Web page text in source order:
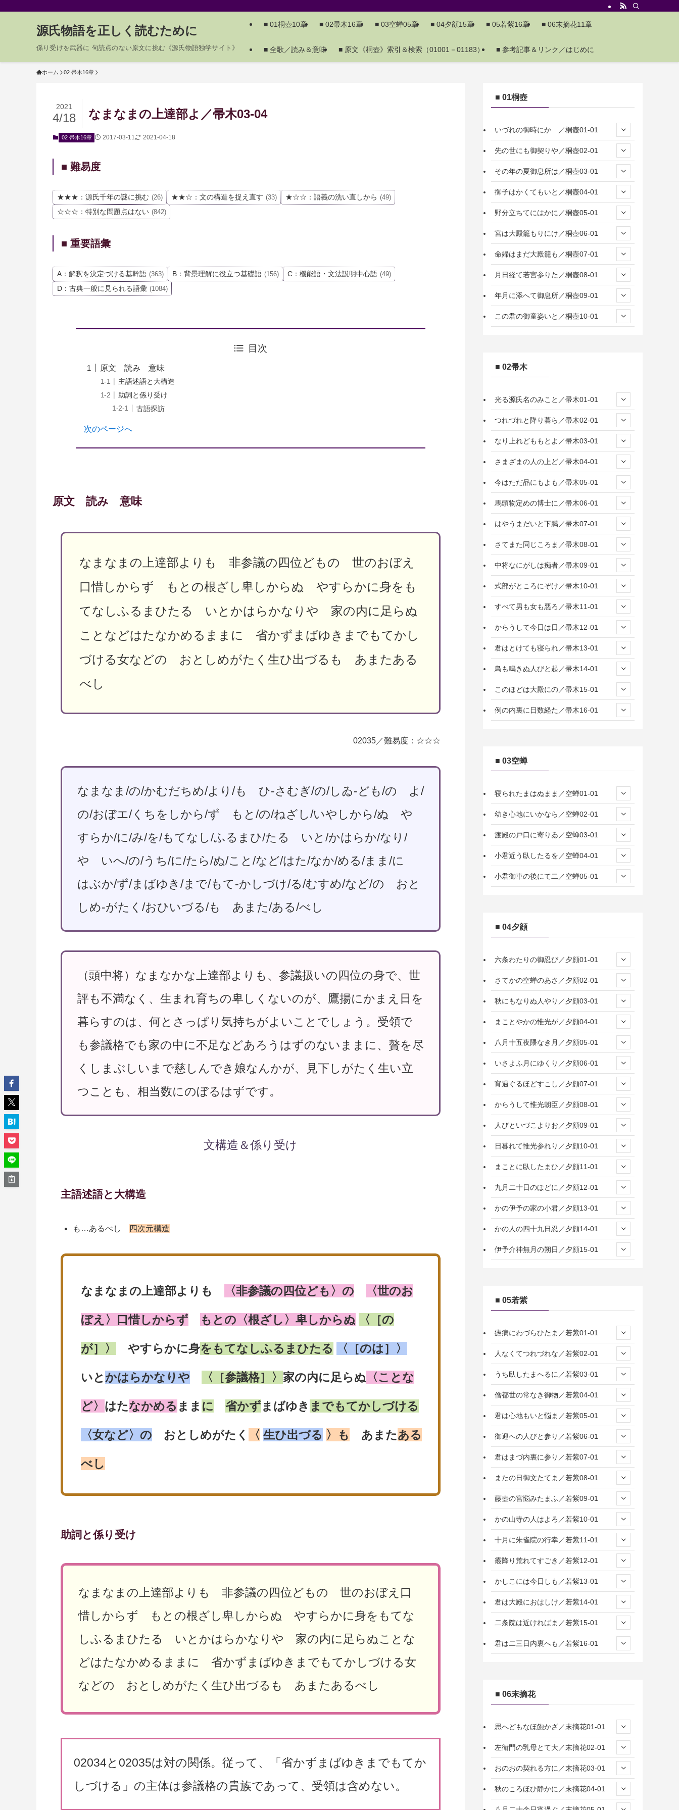
源氏物語を正しく読むために
係り受けを武器に 句読点のない原文に挑む《源氏物語独学サイト》
■ 01桐壺10章 ■ 02帚木16章 ■ 03空蝉05章 ■ 04夕顔15章 ■ 05若紫16章 ■ 06末摘花11章
■ 全歌／読み＆意味 ■ 原文《桐壺》索引＆検索（01001－01183） ■ 参考記事＆リンク／はじめに
ホーム 02 帚木16章
なまなまの上達部よ／帚木03-04
2021
4/18
02 帚木16章 2017-03-11 2021-04-18
■ 難易度
★★★：源氏千年の謎に挑む (26) ★★☆：文の構造を捉え直す (33) ★☆☆：語義の洗い直しから (49)
☆☆☆：特別な問題点はない (842)
■ 重要語彙
A：解釈を決定づける基幹語 (363) B：背景理解に役立つ基礎語 (156) C：機能語・文法説明中心語 (49)
D：古典一般に見られる語彙 (1084)
目次
原文 読み 意味
主語述語と大構造
助詞と係り受け
古語探訪
次のページへ
原文 読み 意味
なまなまの上達部よりも 非参議の四位どもの 世のおぼえ
口惜しからず もとの根ざし卑しからぬ やすらかに身をも
てなしふるまひたる いとかはらかなりや 家の内に足らぬ
ことなどはたなかめるままに 省かずまばゆきまでもてかし
づける女などの おとしめがたく生ひ出づるも あまたある
べし
02035／難易度：☆☆☆
なまなま/の/かむだちめ/より/も ひ-さむぎ/の/しゐ-ども/の よ/
の/おぼエ/くちをしから/ず もと/の/ねざし/いやしから/ぬ や
すらか/に/み/を/もてなし/ふるまひ/たる いと/かはらか/なり/
や いへ/の/うち/に/たら/ぬ/こと/など/はた/なか/める/まま/に
はぶか/ず/まばゆき/まで/もて-かしづけ/る/むすめ/など/の おと
しめ-がたく/おひいづる/も あまた/ある/べし
（頭中将）なまなかな上達部よりも、参議扱いの四位の身で、世
評も不満なく、生まれ育ちの卑しくないのが、鷹揚にかまえ日を
暮らすのは、何とさっぱり気持ちがよいことでしょう。受領で
も参議格でも家の中に不足などあろうはずのないままに、贅を尽
くしまぶしいまで慈しんでき娘なんかが、見下しがたく生い立
つことも、相当数にのぼるはずです。
文構造＆係り受け
主語述語と大構造
も…あるべし 四次元構造
なまなまの上達部よりも 〈非参議の四位ども〉の 〈世のお
ぼえ〉口惜しからず もとの〈根ざし〉卑しからぬ 〈［の
が］〉 やすらかに身をもてなしふるまひたる 〈［のは］〉
いとかはらかなりや 〈［参議格］〉 家の内に足らぬ 〈ことな
ど〉 はたなかめる まま に 省かずまばゆき までもてかしづける
〈女など〉の おとしめがたく 〈 生ひ出づる 〉も あまたある
べし
助詞と係り受け
なまなまの上達部よりも 非参議の四位どもの 世のおぼえ口
惜しからず もとの根ざし卑しからぬ やすらかに身をもてな
しふるまひたる いとかはらかなりや 家の内に足らぬことな
どはたなかめるままに 省かずまばゆきまでもてかしづける女
などの おとしめがたく生ひ出づるも あまたあるべし
02034と02035は対の関係。従って、「省かずまばゆきまでもてか
しづける」の主体は参議格の貴族であって、受領は含めない。
■ 01桐壺
いづれの御時にか ／桐壺01-01
先の世にも御契りや／桐壺02-01
その年の夏御息所は／桐壺03-01
御子はかくてもいと／桐壺04-01
野分立ちてにはかに／桐壺05-01
宮は大殿籠もりにけ／桐壺06-01
命婦はまだ大殿籠も／桐壺07-01
月日経て若宮参りた／桐壺08-01
年月に添へて御息所／桐壺09-01
この君の御童姿いと／桐壺10-01
■ 02帚木
光る源氏名のみこと／帚木01-01
つれづれと降り暮ら／帚木02-01
なり上れどももとよ／帚木03-01
さまざまの人の上ど／帚木04-01
今はただ品にもよも／帚木05-01
馬頭物定めの博士に／帚木06-01
はやうまだいと下臈／帚木07-01
さてまた同じころま／帚木08-01
中将なにがしは痴者／帚木09-01
式部がところにぞけ／帚木10-01
すべて男も女も悪ろ／帚木11-01
からうして今日は日／帚木12-01
君はとけても寝られ／帚木13-01
鳥も鳴きぬ人びと起／帚木14-01
このほどは大殿にの／帚木15-01
例の内裏に日数経た／帚木16-01
■ 03空蝉
寝られたまはぬまま／空蝉01-01
幼き心地にいかなら／空蝉02-01
渡殿の戸口に寄りゐ／空蝉03-01
小君近う臥したるを／空蝉04-01
小君御車の後にて二／空蝉05-01
■ 04夕顔
六条わたりの御忍び／夕顔01-01
さてかの空蝉のあさ／夕顔02-01
秋にもなりぬ人やり／夕顔03-01
まことやかの惟光が／夕顔04-01
八月十五夜隈なき月／夕顔05-01
いさよふ月にゆくり／夕顔06-01
宵過ぐるほどすこし／夕顔07-01
からうして惟光朝臣／夕顔08-01
人びといづこよりお／夕顔09-01
日暮れて惟光参れり／夕顔10-01
まことに臥したまひ／夕顔11-01
九月二十日のほどに／夕顔12-01
かの伊予の家の小君／夕顔13-01
かの人の四十九日忍／夕顔14-01
伊予介神無月の朔日／夕顔15-01
■ 05若紫
瘧病にわづらひたま／若紫01-01
人なくてつれづれな／若紫02-01
うち臥したまへるに／若紫03-01
僧都世の常なき御物／若紫04-01
君は心地もいと悩ま／若紫05-01
御迎への人びと参り／若紫06-01
君はまづ内裏に参り／若紫07-01
またの日御文たてま／若紫08-01
藤壺の宮悩みたまふ／若紫09-01
かの山寺の人はよろ／若紫10-01
十月に朱雀院の行幸／若紫11-01
霰降り荒れてすごき／若紫12-01
かしこには今日しも／若紫13-01
君は大殿におはしけ／若紫14-01
二条院は近ければま／若紫15-01
君は二三日内裏へも／若紫16-01
■ 06末摘花
思へどもなほ飽かざ／末摘花01-01
左衛門の乳母とて大／末摘花02-01
おのおの契れる方に／末摘花03-01
秋のころほひ静かに／末摘花04-01